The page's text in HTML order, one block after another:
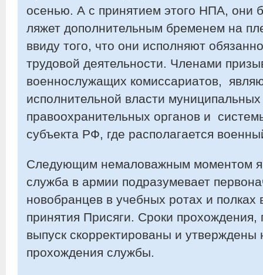
осенью. А с принятием этого НПА, они
ляжет дополнительным бременем на
ввиду того, что они исполняют
трудовой деятельности. Членами
военнослужащих комиссариатов,
исполнительной власти
правоохранительных органов и
субъекта РФ, где располагается
Следующим немаловажным моментом
служба в армии подразумевает
новобранцев в учебных ротах и полках
принятия Присяги. Сроки прохождения,
выпуск скорректированы и
прохождения службы.